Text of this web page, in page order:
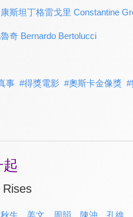
康斯坦丁格雷戈里 Constantine
奇 Bernardo Bertolucci
事 #得獎電影 #奧斯卡金像獎 #
Rises
生 姜文 周韻 陳沖 孔維、